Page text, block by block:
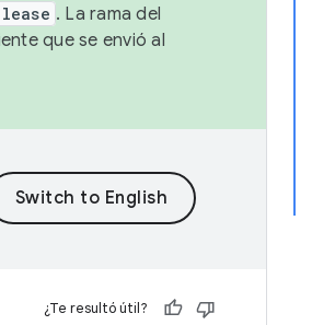
. La rama del
que se envió al
¿Te resultó útil?